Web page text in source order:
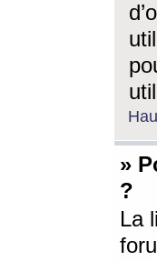
»
?
La